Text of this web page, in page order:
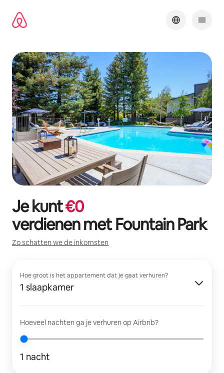
direct
naar
Je kunt€0
verdienen metFountain Park
Zo schatten we de inkomsten
Hoe groot is het appartement dat je gaat verhuren?
1 slaapkamer
Hoeveel nachten ga je verhuren op Airbnb?
1 nacht